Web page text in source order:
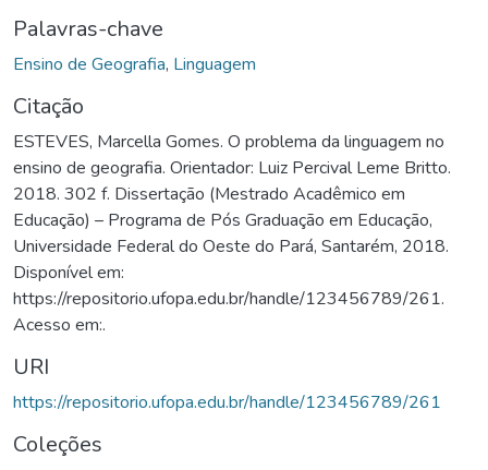
Palavras-chave
Ensino de Geografia, Linguagem
Citação
ESTEVES, Marcella Gomes. O problema da linguagem no
ensino de geografia. Orientador: Luiz Percival Leme Britto.
2018. 302 f. Dissertação (Mestrado Acadêmico em
Educação) – Programa de Pós Graduação em Educação,
Universidade Federal do Oeste do Pará, Santarém, 2018.
Disponível em:
https://repositorio.ufopa.edu.br/handle/123456789/261.
Acesso em:.
URI
https://repositorio.ufopa.edu.br/handle/123456789/261
Coleções